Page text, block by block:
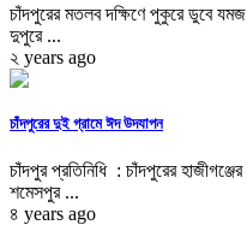
চাঁদপুরের মতলব দক্ষিণে পুকুরে ডুবে
দুপুরে ...
২ years ago
চাঁদপুরের দুই গ্রামে ঈদ উদযাপন
চাঁদপুর প্রতিনিধি : চাঁদপুরের
শমেসপুর ...
৪ years ago